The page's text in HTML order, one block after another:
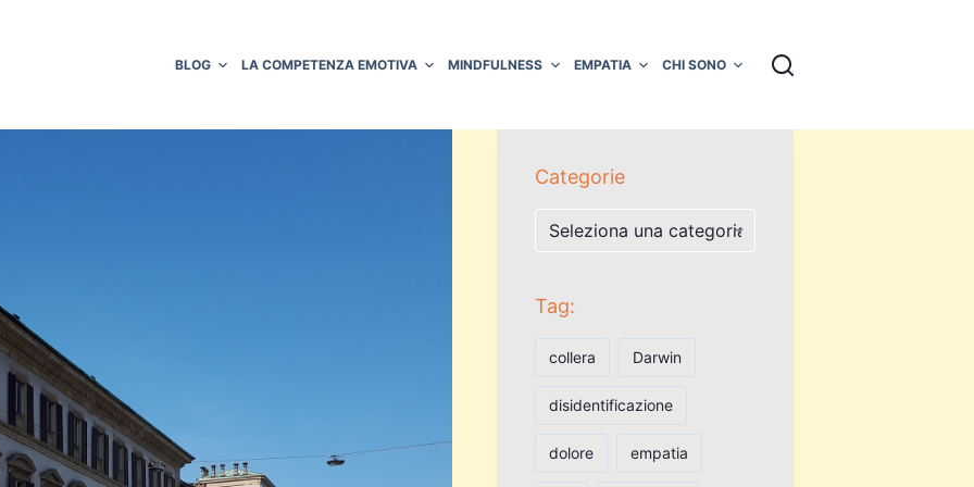
BLOG LA COMPETENZA EMOTIVA MINDFULNESS EMPATIA CHI SONO
Categorie
Categorie
Tag:
collera Darwin
disidentificazione
dolore empatia